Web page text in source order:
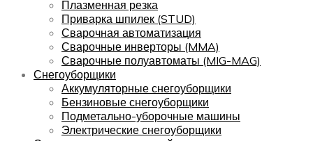
Плазменная резка
Приварка шпилек (STUD)
Сварочная автоматизация
Сварочные инверторы (MMA)
Сварочные полуавтоматы (MIG-MAG)
Снегоуборщики
Аккумуляторные снегоуборщики
Бензиновые снегоуборщики
Подметально-уборочные машины
Электрические снегоуборщики